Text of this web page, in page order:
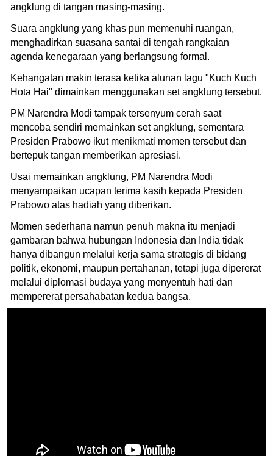
angklung di tangan masing-masing.
Suara angklung yang khas pun memenuhi ruangan,
menghadirkan suasana santai di tengah rangkaian
agenda kenegaraan yang berlangsung formal.
Kehangatan makin terasa ketika alunan lagu "Kuch Kuch
Hota Hai" dimainkan menggunakan set angklung tersebut.
PM Narendra Modi tampak tersenyum cerah saat
mencoba sendiri memainkan set angklung, sementara
Presiden Prabowo ikut menikmati momen tersebut dan
bertepuk tangan memberikan apresiasi.
Usai memainkan angklung, PM Narendra Modi
menyampaikan ucapan terima kasih kepada Presiden
Prabowo atas hadiah yang diberikan.
Momen sederhana namun penuh makna itu menjadi
gambaran bahwa hubungan Indonesia dan India tidak
hanya dibangun melalui kerja sama strategis di bidang
politik, ekonomi, maupun pertahanan, tetapi juga dipererat
melalui diplomasi budaya yang menyentuh hati dan
mempererat persahabatan kedua bangsa.